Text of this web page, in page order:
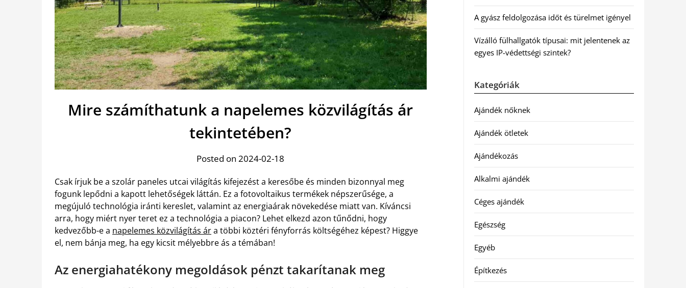
Mire számíthatunk a napelemes közvilágítás ár
tekintetében?
Posted on 2024-02-18
Csak írjuk be a szolár paneles utcai világítás kifejezést a keresőbe és minden bizonnyal meg
fogunk lepődni a kapott lehetőségek láttán. Ez a fotovoltaikus termékek népszerűsége, a
megújuló technológia iránti kereslet, valamint az energiaárak növekedése miatt van. Kíváncsi
arra, hogy miért nyer teret ez a technológia a piacon? Lehet elkezd azon tűnődni, hogy
kedvezőbb-e a napelemes közvilágítás ára többi köztéri fényforrás költségéhez képest? Higgye
el, nem bánja meg, ha egy kicsit mélyebbre ás a témában!
Az energiahatékony megoldások pénzt takarítanak meg
A gyász feldolgozása időt és türelmet igényel
Vízálló fülhallgatók típusai: mit jelentenek az
egyes IP-védettségi szintek?
Kategóriák
Ajándék nőknek
Ajándék ötletek
Ajándékozás
Alkalmi ajándék
Céges ajándék
Egészség
Egyéb
Építkezés